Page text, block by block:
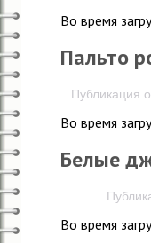
Во время
Пальто
Публикация
Во время
Белые
Во время